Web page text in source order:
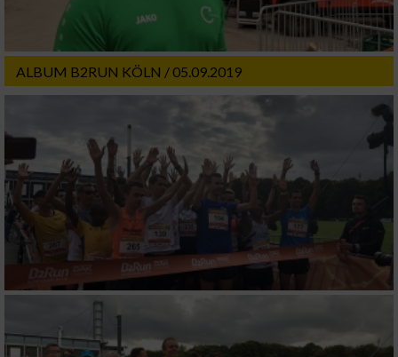
ALBUM B2RUN KÖLN / 05.09.2019